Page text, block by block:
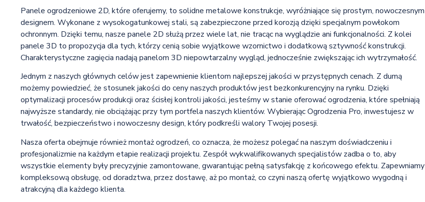
Panele ogrodzeniowe 2D, które oferujemy, to solidne metalowe konstrukcje, wyróżniające się prostym, nowoczesnym
designem. Wykonane z wysokogatunkowej stali, są zabezpieczone przed korozją dzięki specjalnym powłokom
ochronnym. Dzięki temu, nasze panele 2D służą przez wiele lat, nie tracąc na wyglądzie ani funkcjonalności. Z kolei
panele 3D to propozycja dla tych, którzy cenią sobie wyjątkowe wzornictwo i dodatkową sztywność konstrukcji.
Charakterystyczne zagięcia nadają panelom 3D niepowtarzalny wygląd, jednocześnie zwiększając ich wytrzymałość.
Jednym z naszych głównych celów jest zapewnienie klientom najlepszej jakości w przystępnych cenach. Z dumą
możemy powiedzieć, że stosunek jakości do ceny naszych produktów jest bezkonkurencyjny na rynku. Dzięki
optymalizacji procesów produkcji oraz ścisłej kontroli jakości, jesteśmy w stanie oferować ogrodzenia, które spełniają
najwyższe standardy, nie obciążając przy tym portfela naszych klientów. Wybierając Ogrodzenia Pro, inwestujesz w
trwałość, bezpieczeństwo i nowoczesny design, który podkreśli walory Twojej posesji.
Nasza oferta obejmuje również montaż ogrodzeń, co oznacza, że możesz polegać na naszym doświadczeniu i
profesjonalizmie na każdym etapie realizacji projektu. Zespół wykwalifikowanych specjalistów zadba o to, aby
wszystkie elementy były precyzyjnie zamontowane, gwarantując pełną satysfakcję z końcowego efektu. Zapewniamy
kompleksową obsługę, od doradztwa, przez dostawę, aż po montaż, co czyni naszą ofertę wyjątkowo wygodną i
atrakcyjną dla każdego klienta.